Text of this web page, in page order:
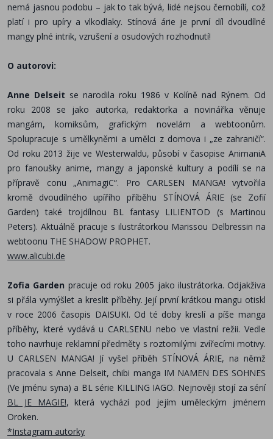
nemá jasnou podobu – jak to tak bývá, lidé nejsou černobílí, což
platí i pro upíry a vlkodlaky. Stínová árie je první díl dvoudílné
mangy plné intrik, vzrušení a osudových rozhodnutí!
O autorovi:
Anne Delseit se narodila roku 1986 v Kolíně nad Rýnem. Od
roku 2008 se jako autorka, redaktorka a novinářka věnuje
mangám, komiksům, grafickým novelám a webtoonům.
Spolupracuje s umělkyněmi a umělci z domova i „ze zahraničí“.
Od roku 2013 žije ve Westerwaldu, působí v časopise AnimaniA
pro fanoušky anime, mangy a japonské kultury a podílí se na
přípravě conu „AnimagiC“. Pro CARLSEN MANGA! vytvořila
kromě dvoudílného upířího příběhu STÍNOVÁ ÁRIE (se Zofií
Garden)také trojdílnou BL fantasy LILIENTOD (s Martinou
Peters). Aktuálně pracuje s ilustrátorkou Marissou Delbressin na
webtoonu THE SHADOW PROPHET.
www.alicubi.de
Zofia Garden pracuje od roku 2005 jako ilustrátorka. Odjakživa
si přála vymýšlet a kreslit příběhy. Její první krátkou mangu otiskl
v roce 2006 časopis DAISUKI. Od té doby kreslí a píše manga
příběhy, které vydává u CARLSENU nebo ve vlastní režii. Vedle
toho navrhuje reklamní předměty s roztomilými zvířecími motivy.
U CARLSEN MANGA! Jí vyšel příběh STÍNOVÁ ÁRIE, na němž
pracovala s Anne Delseit, chibi manga IM NAMEN DES SOHNES
(Ve jménu syna) a BL série KILLING IAGO. Nejnověji stojí za sérií
BL JE MAGIE!, která vychází pod jejím uměleckým jménem
Oroken.
*Instagram autorky